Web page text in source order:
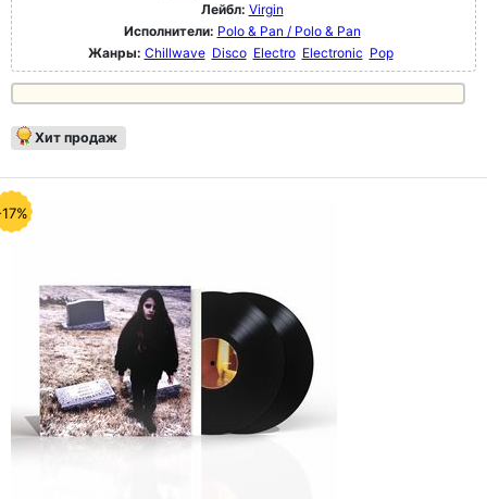
Лейбл: Virgin
Исполнители: Polo & Pan / Polo & Pan
Жанры: Chillwave Disco Electro Electronic Pop
Хит продаж